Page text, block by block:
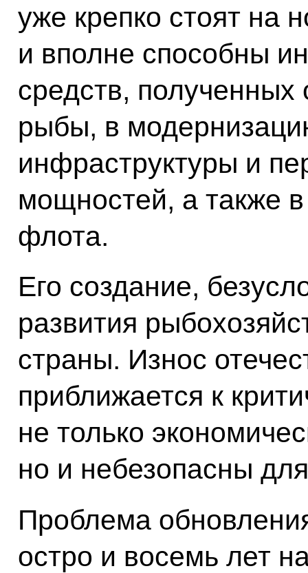
уже крепко стоят на
и вполне способны
средств, полученных
рыбы, в
инфраструктуры и
мощностей, а также в
флота.
Его создание,
развития
страны. Износ
приближается к
не только
но и небезопасны
Проблема
остро и восемь лет